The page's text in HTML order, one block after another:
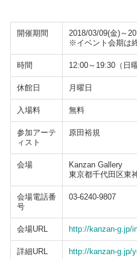
開催期間
2018/03/09(金)～
※イベント会期は
時間 12:00～19:30（日
休館日 月曜日
入場料 無料
参加アーテ
ィスト
原田裕規
会場
Kanzan Gallery
東京都千代田区東
会場電話番
号
03-6240-9807
会場URL http://kanzan-g.jp/
詳細URL http://kanzan-g.jp/